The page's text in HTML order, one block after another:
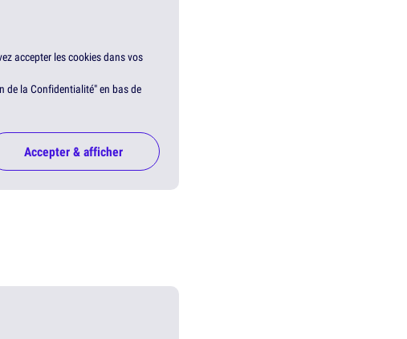
accepter les cookies dans vos
de la Confidentialité" en bas de
Accepter & afficher